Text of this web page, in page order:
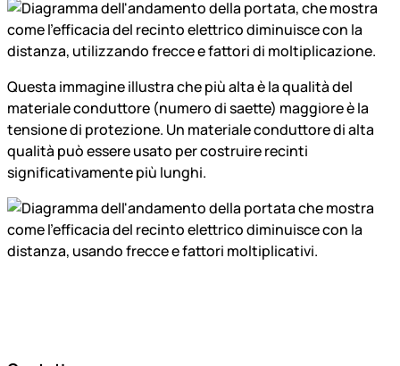
Questa immagine illustra che più alta è la qualità del
materiale conduttore (numero di saette) maggiore è la
tensione di protezione. Un materiale conduttore di alta
qualità può essere usato per costruire recinti
significativamente più lunghi.